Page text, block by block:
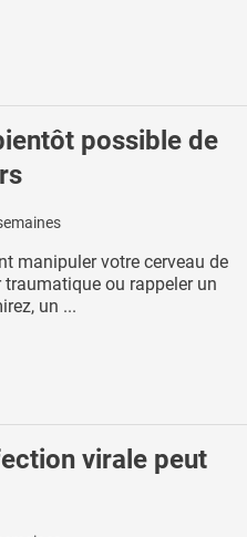
possible de
manipuler votre cerveau de
ou rappeler un
un ...
virale peut